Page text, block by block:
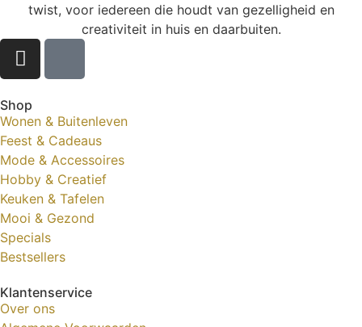
twist, voor iedereen die houdt van gezelligheid en
creativiteit in huis en daarbuiten.
Shop
Wonen & Buitenleven
Feest & Cadeaus
Mode & Accessoires
Hobby & Creatief
Keuken & Tafelen
Mooi & Gezond
Specials
Bestsellers
Klantenservice
Over ons